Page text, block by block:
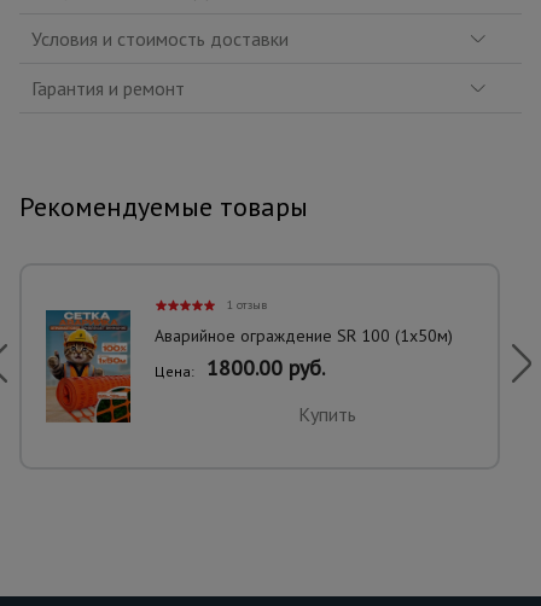
Условия и стоимость доставки
Гарантия и ремонт
Рекомендуемые товары
1 отзыв
Аварийное ограждение SR 100 (1х50м)
Цена: 1800.00 руб.
Купить